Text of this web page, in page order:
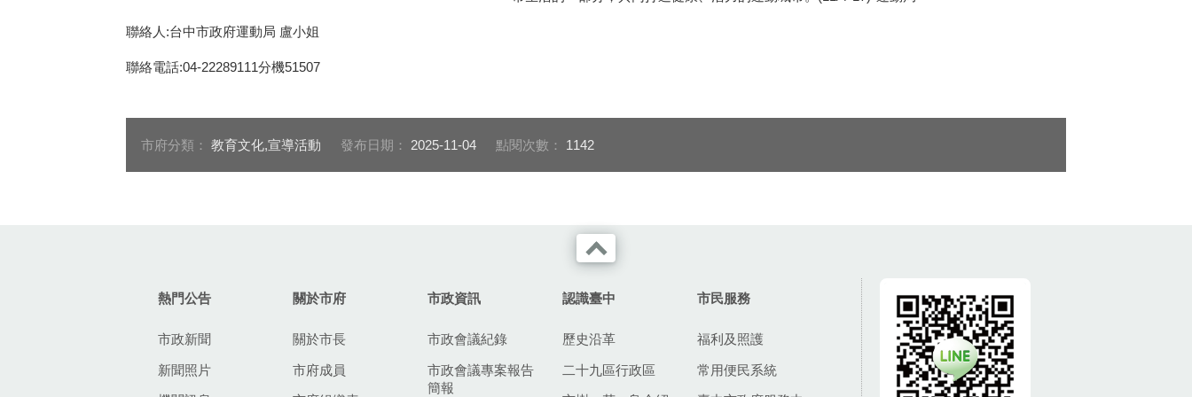
聯絡人:台中市政府運動局 盧小姐
聯絡電話:04-22289111分機51507
市府分類： 教育文化,宣導活動 發布日期： 2025-11-04 點閱次數： 1142
熱門公告
市政新聞
新聞照片
關於市府
關於市長
市府成員
市政資訊
市政會議紀錄
市政會議專案報告
簡報
認識臺中
歷史沿革
二十九區行政區
市民服務
福利及照護
常用便民系統